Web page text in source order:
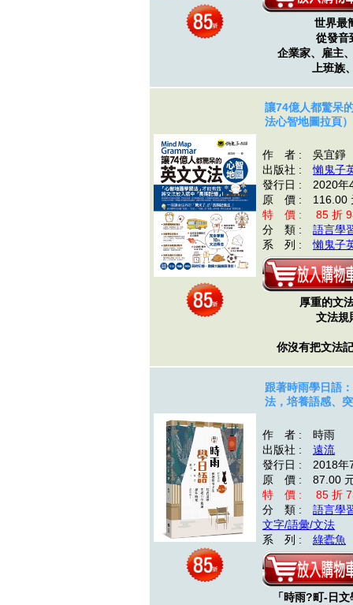
世界最
從發音
企業家、雇主
上班
讓74億人都驚呆
法心智地圖拉頁）
作 者 : 吳宜錚
出版社 :懶鬼子
發行日 : 2020年
原 價 : 116.00
特 價 : 85 折
分 類 : 語言學
系 列 :懶鬼子
厚重的文
文法規
你沒有把文法
跟著時雨學日語
法，培養語感、
作 者 : 時雨
出版社 : 遠流
發行日 : 2018年
原 價 : 87.00
特 價 : 85 折
分 類 : 語言學
文字/語彙/文法
系 列 : 綠蠹魚
「時雨?町-日